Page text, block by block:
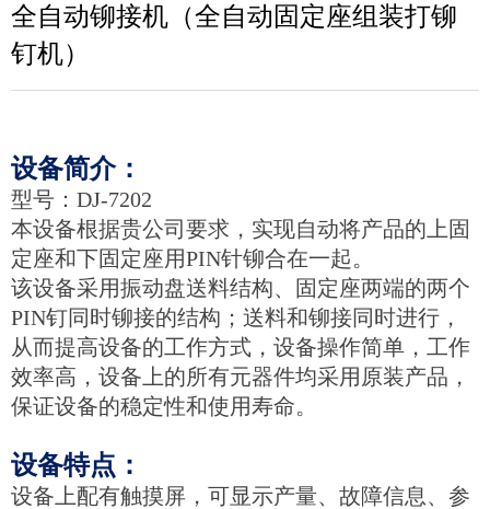
全自动铆接机（全自动固定座组装打铆
钉机）
设备简介：
型号：DJ-7202
本设备根据贵公司要求，实现自动将产品的上固
定座和下固定座用PIN针铆合在一起。
该设备采用振动盘送料结构、固定座两端的两个
PIN钉同时铆接的结构；送料和铆接同时进行，
从而提高设备的工作方式，设备操作简单，工作
效率高， 设备上的所有元器件均采用原装产品，
保证设备的稳定性和使用寿命。
设备特点：
设备上配有触摸屏，可显示产量、故障信息、参